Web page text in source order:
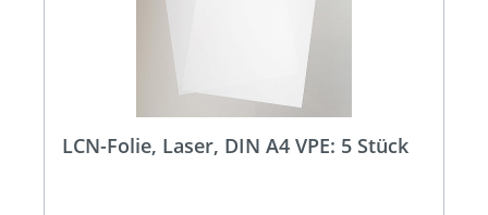
LCN-Folie, Laser, DIN A4 VPE: 5 Stück